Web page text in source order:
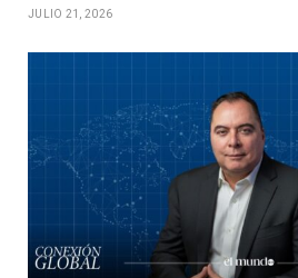
JULIO 21, 2026